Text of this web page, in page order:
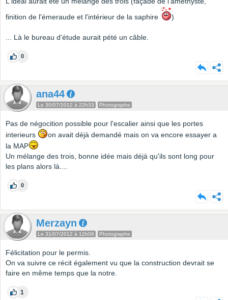
finition de l'émeraude et l'intérieur de la saphire
)
... Là le bureau d'étude aurait pété un câble.
0
ana44
Le 30/07/2012 à 22h33 Photographe
Pas de négocition possible pour l'escalier ainsi que les portes
interieurs
on avait déjà demandé mais on va encore essayer a
la MAP
Un mélange des trois, bonne idée mais déjà qu'ils sont long pour
les plans alors là....
0
Merzayn
Le 31/07/2012 à 12h06 Photographe
Félicitation pour le permis.
On va suivre ce récit également vu que la construction devrait se
faire en même temps que la notre.
1